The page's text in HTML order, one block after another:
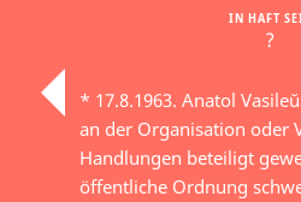
IN HAFT
?
* 17.8.1963. Anatol
an der Organisation oder
Handlungen beteiligt
öffentliche Ordnung